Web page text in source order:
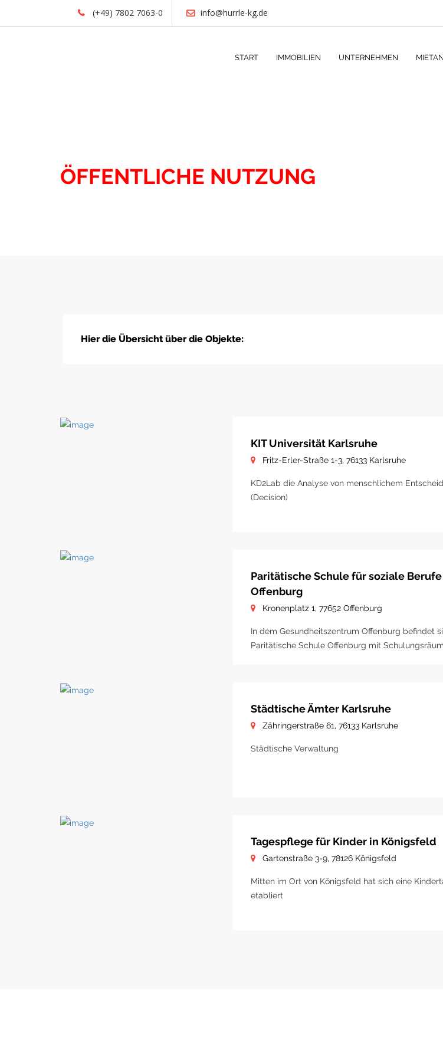
(+49) 7802 7063-0 info@hurrle-kg.de
START IMMOBILIEN UNTERNEHMEN
ÖFFENTLICHE NUTZUNG
Hier die Übersicht über die Objekte:
KIT Universität Karlsruhe
Fritz-Erler-Straße 1-3, 76133 Karlsruhe
KD2Lab die Analyse von menschlichem
(Decision)
Paritätische Schule für soziale
Offenburg
Kronenplatz 1, 77652 Offenburg
In dem Gesundheitszentrum Offenburg befindet
Paritätische Schule Offenburg mit
Städtische Ämter Karlsruhe
Zähringerstraße 61, 76133 Karlsruhe
Städtische Verwaltung
Tagespflege für Kinder in Königsfeld
Gartenstraße 3-9, 78126 Königsfeld
Mitten im Ort von Königsfeld hat sich eine
etabliert